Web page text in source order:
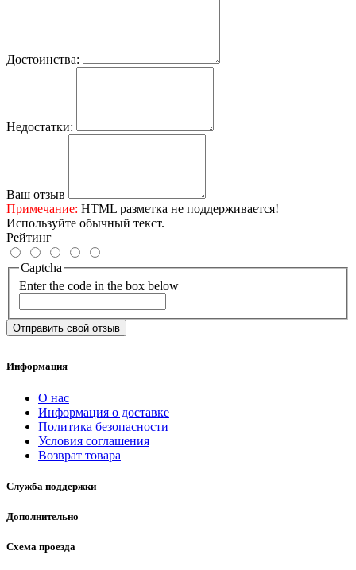
Достоинства:
Недостатки:
Ваш отзыв
Примечание: HTML разметка не поддерживается!
Используйте обычный текст.
Рейтинг
Captcha
Enter the code in the box below
Отправить свой отзыв
Информация
О нас
Информация о доставке
Политика безопасности
Условия соглашения
Возврат товара
Служба поддержки
Дополнительно
Схема проезда